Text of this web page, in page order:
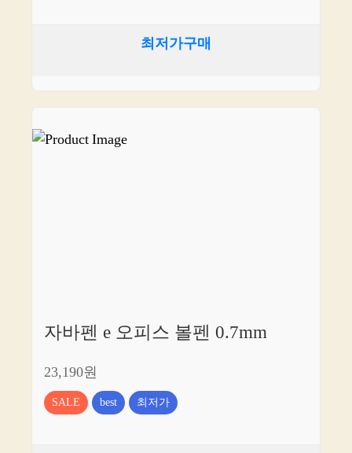
최저가구매
자바펜 e 오피스 볼펜 0.7mm
23,190원
SALE best 최저가